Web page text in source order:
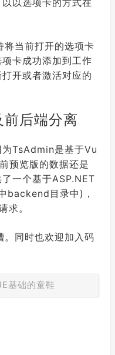
表管理[未实现]" ,
以选项卡的方式在
当前打开的选项卡
卡成功添加到工作
开或者激活对应的
后端分离
TsAdmin是基于Vu
预览版的数据还是
一个基于ASP.NET
backend目录中)，
求。
同时也欢迎加入码
基础的童鞋